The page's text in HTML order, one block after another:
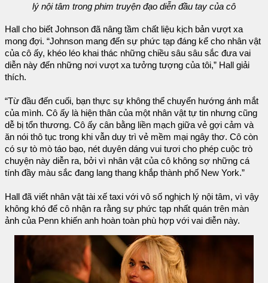
lý nội tâm trong phim truyện đạo diễn đầu tay của cô
Hall cho biết Johnson đã nâng tầm chất liệu kịch bản vượt xa
mong đợi. “Johnson mang đến sự phức tạp đáng kể cho nhân vật
của cô ấy, khéo léo khai thác những chiều sâu sâu sắc đưa vai
diễn này đến những nơi vượt xa tưởng tượng của tôi,” Hall giải
thích.
“Từ đầu đến cuối, bạn thực sự không thể chuyển hướng ánh mắt
của mình. Cô ấy là hiện thân của một nhân vật tự tin nhưng cũng
dễ bị tổn thương. Cô ấy cân bằng liền mạch giữa vẻ gợi cảm và
ăn nói thô tục trong khi vẫn duy trì vẻ mềm mại ngây thơ. Cô còn
có sự tò mò táo bạo, nét duyên dáng vui tươi cho phép cuộc trò
chuyện này diễn ra, bởi vì nhân vật của cô không sợ những cá
tính đầy màu sắc đang lang thang khắp thành phố New York.”
Hall đã viết nhân vật tài xế taxi với vô số nghịch lý nội tâm, vì vậy
không khó để cô nhận ra rằng sự phức tạp nhất quán trên màn
ảnh của Penn khiến anh hoàn toàn phù hợp với vai diễn này.